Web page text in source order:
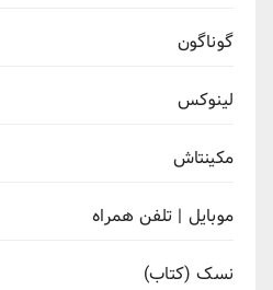
گوناگون
لینوکس
مکینتاش
موبایل | تلفن همراه
نسک (کتاب)